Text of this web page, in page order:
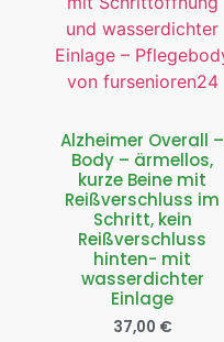
Alzheimer Overall –
Body – ärmellos,
kurze Beine mit
Reißverschluss im
Schritt, kein
Reißverschluss
hinten- mit
wasserdichter
Einlage
37,00 €